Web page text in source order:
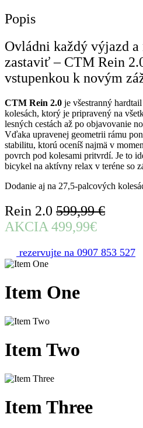
Popis
Ovládni každý výjazd a
zastaviť – CTM Rein
vstupenkou k novým
CTM Rein 2.0 je všestranný
kolesách, ktorý je pripravený na
lesných cestách až po objavovanie
Vďaka upravenej geometrii rámu
stabilitu, ktorú oceníš najmä v
povrch pod kolesami pritvrdí. Je to
bicykel na aktívny relax v teréne so
Dodanie aj na 27,5-palcových
Rein 2.0 599,99 €
AKCIA 499,99€
rezervujte na 0907 853 527
Item One
ItemTwo
Item Three